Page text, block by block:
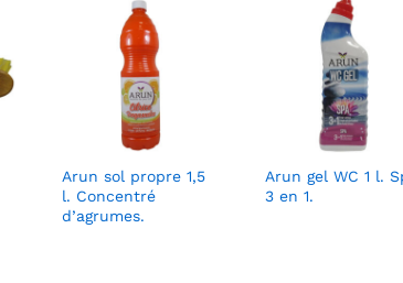
Arun sol propre 1,5
l. Concentré
d’agrumes.
Arun gel WC 1 l.
3 en 1.